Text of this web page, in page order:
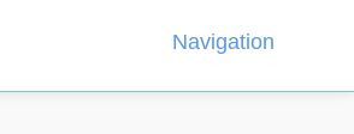
Navigation